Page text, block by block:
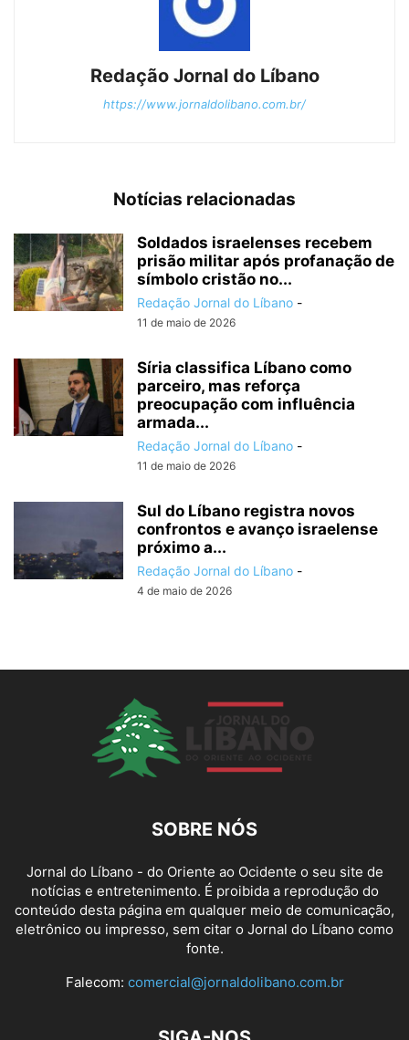
Redação Jornal do Líbano
https://www.jornaldolibano.com.br/
Notícias relacionadas
Soldados israelenses recebem
prisão militar após profanação de
símbolo cristão no...
Redação Jornal do Líbano -
11 de maio de 2026
Síria classifica Líbano como
parceiro, mas reforça
preocupação com influência
armada...
Redação Jornal do Líbano -
11 de maio de 2026
Sul do Líbano registra novos
confrontos e avanço israelense
próximo a...
Redação Jornal do Líbano -
4 de maio de 2026
SOBRE NÓS
Jornal do Líbano - do Oriente ao Ocidente o seu site de
notícias e entretenimento. É proibida a reprodução do
conteúdo desta página em qualquer meio de comunicação,
eletrônico ou impresso, sem citar o Jornal do Líbano como
fonte.
Falecom: comercial@jornaldolibano.com.br